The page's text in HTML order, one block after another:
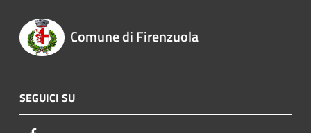
Comune di Firenzuola
SEGUICI SU